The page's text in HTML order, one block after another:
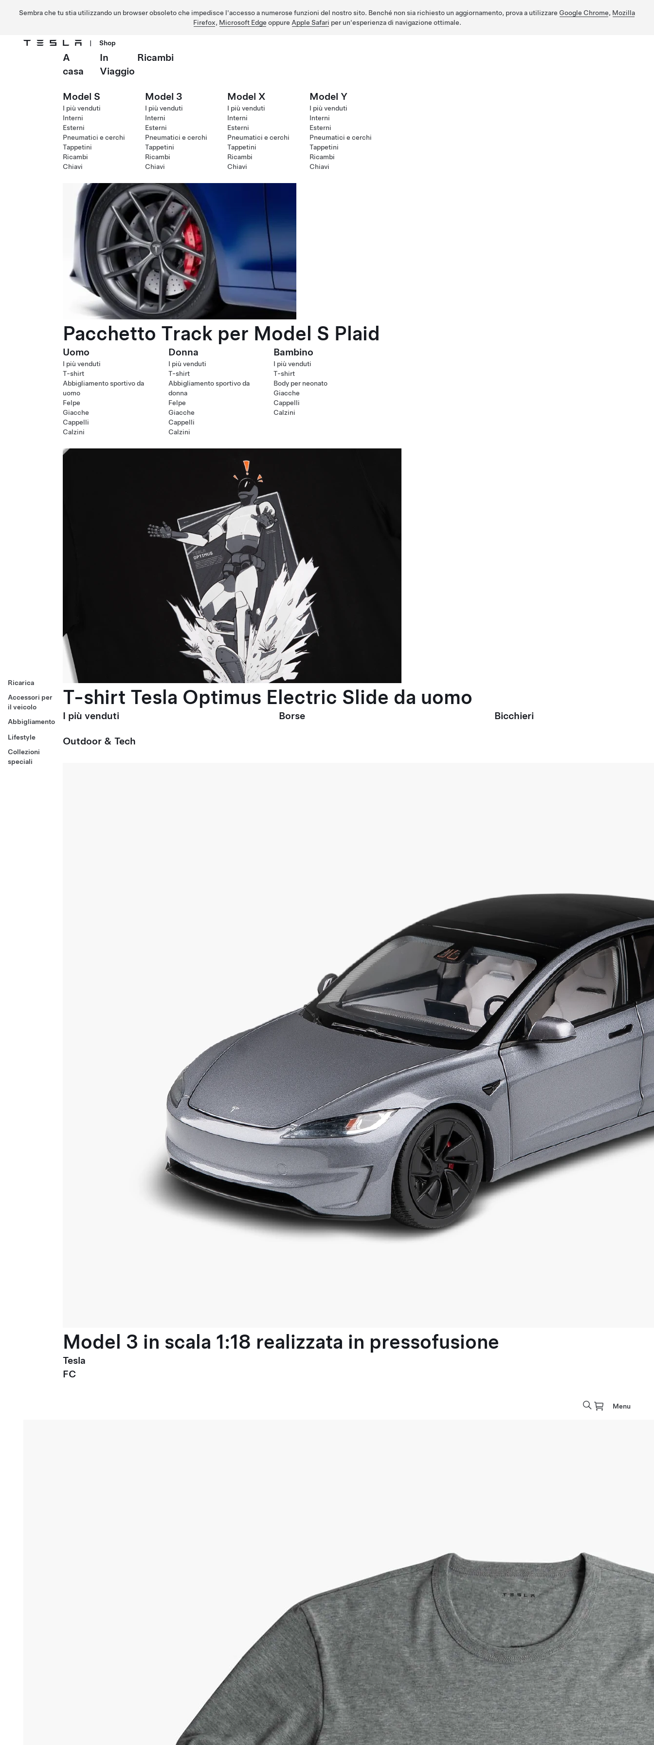
Sembra che tu stia utilizzando un browser obsoleto che impedisce l'accesso a numerose funzioni del nostro sito. Benché non sia richiesto un aggiornamento, prova a utilizzare Google Chrome, Mozilla
Firefox, Microsoft Edge oppure Apple Safari per un'esperienza di navigazione ottimale.
Passa al contenuto principale
| Shop
Ricarica
Accessori per
il veicolo
Abbigliamento
Lifestyle
Collezioni
speciali
A
casa
In
Viaggio
Ricambi
Model S
I più venduti
Interni
Esterni
Pneumatici e cerchi
Tappetini
Ricambi
Chiavi
Model 3
I più venduti
Interni
Esterni
Pneumatici e cerchi
Tappetini
Ricambi
Chiavi
Model X
I più venduti
Interni
Esterni
Pneumatici e cerchi
Tappetini
Ricambi
Chiavi
Model Y
I più venduti
Interni
Esterni
Pneumatici e cerchi
Tappetini
Ricambi
Chiavi
Pacchetto Track per Model S Plaid
Uomo
I più venduti
T-shirt
Abbigliamento sportivo da
uomo
Felpe
Giacche
Cappelli
Calzini
Donna
I più venduti
T-shirt
Abbigliamento sportivo da
donna
Felpe
Giacche
Cappelli
Calzini
Bambino
I più venduti
T-shirt
Body per neonato
Giacche
Cappelli
Calzini
T-shirt Tesla Optimus Electric Slide da uomo
I più venduti Borse Bicchieri
Outdoor & Tech
Model 3 in scala 1:18 realizzata in pressofusione
Tesla
FC
Menu